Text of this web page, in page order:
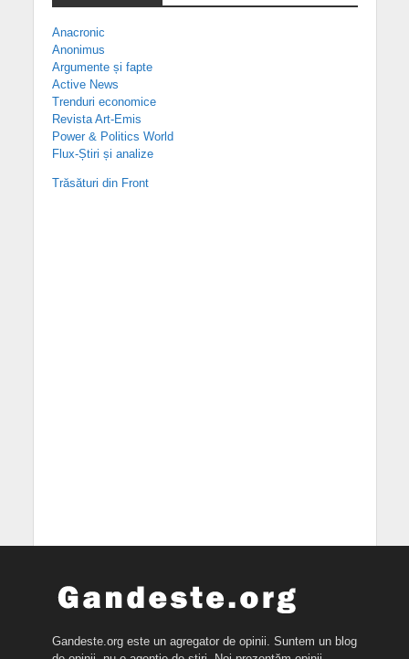
Anacronic
Anonimus
Argumente și fapte
Active News
Trenduri economice
Revista Art-Emis
Power & Politics World
Flux-Știri și analize
Trăsături din Front
Gandeste.org este un agregator de opinii. Suntem un blog